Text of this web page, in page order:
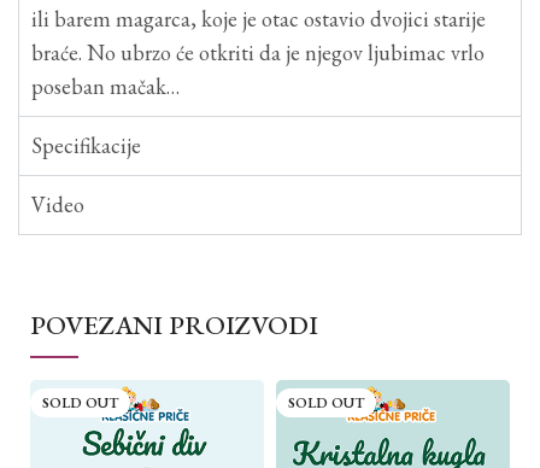
ili barem magarca, koje je otac ostavio dvojici starije
braće. No ubrzo će otkriti da je njegov ljubimac vrlo
poseban mačak…
Specifikacije
Video
POVEZANI PROIZVODI
SOLD OUT SOLD OUT